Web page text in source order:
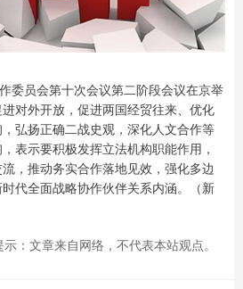
委员会第十次会议第二阶段会议在京举
对外开放，促进两国经贸往来、优化
弘扬正确二战史观，深化人文合作等
表示要积极发挥立法机构职能作用，
，推动务实合作落地见效，强化多边
代全面战略协作伙伴关系内涵。（新
：文章来自网络，不代表本站观点。